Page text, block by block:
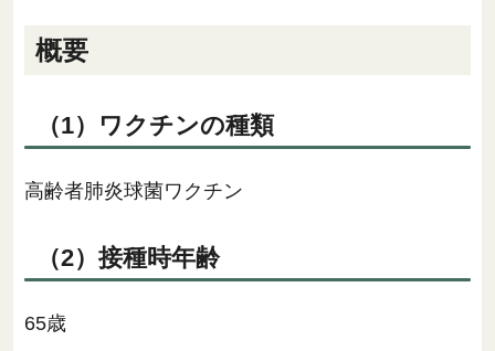
概要
（1）ワクチンの種類
高齢者肺炎球菌ワクチン
（2）接種時年齢
65歳